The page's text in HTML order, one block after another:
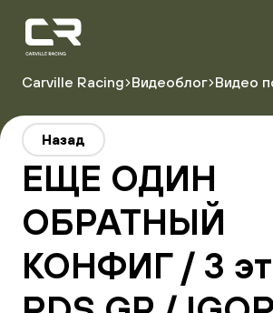
version="1.0"
encoding="utf-
Автопарк
Партнёры
Расписание
Результаты
Carville Racing Видеоблог Видео
Назад
ЕЩЕ ОДИН
ОБРАТНЫЙ
КОНФИГ / 3